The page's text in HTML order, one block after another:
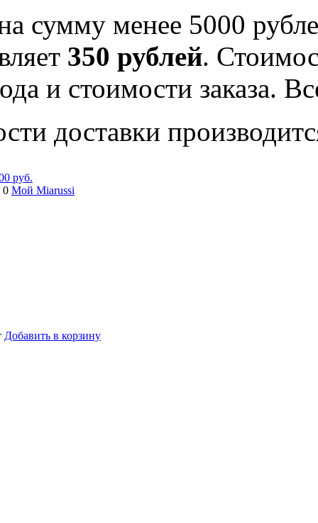
сумму менее 5000
350 рублей.
и стоимости заказа.
доставки
руб.
0 Мой Miarussi
Добавить в корзину